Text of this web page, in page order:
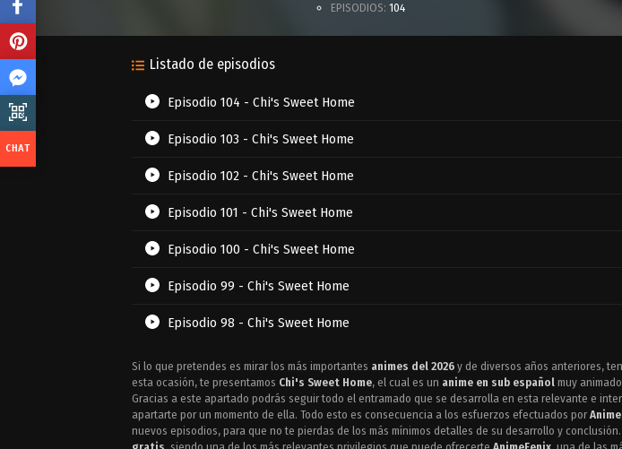
EPISODIOS: 104
Listado de episodios
Episodio 104 - Chi's Sweet Home
Episodio 103 - Chi's Sweet Home
Episodio 102 - Chi's Sweet Home
Episodio 101 - Chi's Sweet Home
Episodio 100 - Chi's Sweet Home
Episodio 99 - Chi's Sweet Home
Episodio 98 - Chi's Sweet Home
Episodio 97 - Chi's Sweet Home
Episodio 96 - Chi's Sweet Home
Episodio 95 - Chi's Sweet Home
Si lo que pretendes es mirar los más importantes animes del 2026 y de diversos años anteriores,
esta ocasión, te presentamos Chi's Sweet Home, el cual es un anime en sub español muy
Gracias a este apartado podrás seguir todo el entramado que se desarrolla en esta relevante e
apartarte por un momento de ella. Todo esto es consecuencia a los esfuerzos efectuados por
nuevos episodios, para que no te pierdas de los más mínimos detalles de su desarrollo y